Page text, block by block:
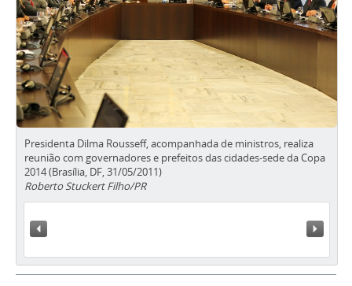
Presidenta Dilma Rousseff, acompanhada de ministros, realiza
reunião com governadores e prefeitos das cidades-sede da Copa
2014 (Brasília, DF, 31/05/2011)
Roberto Stuckert Filho/PR